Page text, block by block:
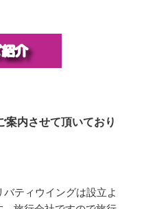
案内させて頂いており
ティウイングは設立よ